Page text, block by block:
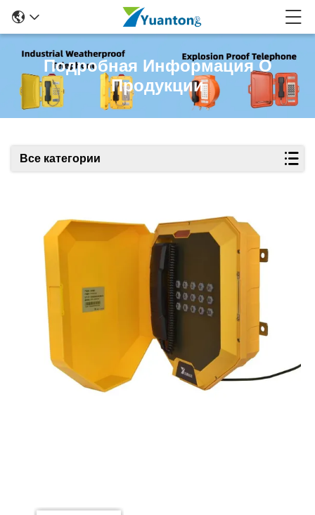
Подробная Информация О
Продукции
Все категории